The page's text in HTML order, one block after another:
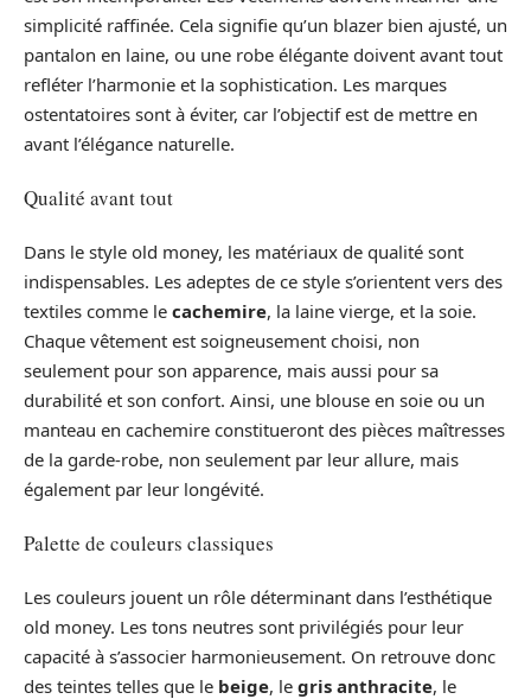
simplicité raffinée. Cela signifie qu’un blazer bien ajusté, un
pantalon en laine, ou une robe élégante doivent avant tout
refléter l’harmonie et la sophistication. Les marques
ostentatoires sont à éviter, car l’objectif est de mettre en
avant l’élégance naturelle.
Qualité avant tout
Dans le style old money, les matériaux de qualité sont
indispensables. Les adeptes de ce style s’orientent vers des
textiles comme le cachemire, la laine vierge, et la soie.
Chaque vêtement est soigneusement choisi, non
seulement pour son apparence, mais aussi pour sa
durabilité et son confort. Ainsi, une blouse en soie ou un
manteau en cachemire constitueront des pièces maîtresses
de la garde-robe, non seulement par leur allure, mais
également par leur longévité.
Palette de couleurs classiques
Les couleurs jouent un rôle déterminant dans l’esthétique
old money. Les tons neutres sont privilégiés pour leur
capacité à s’associer harmonieusement. On retrouve donc
des teintes telles que le beige, le gris anthracite, le